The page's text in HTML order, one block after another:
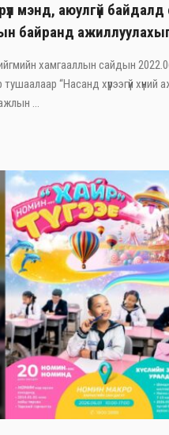
мэнд, аюулгүй
байранд
хамгааллын сайдын
“Насанд хүрээгүй хүний
...